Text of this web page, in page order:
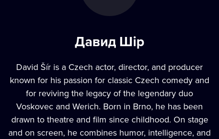
Зареєструватися
Давид Шір
David Šír is a Czech actor, director, and producer
known for his passion for classic Czech comedy and
for reviving the legacy of the legendary duo
Voskovec and Werich. Born in Brno, he has been
drawn to theatre and film since childhood. On stage
and on screen, he combines humor, intelligence, and